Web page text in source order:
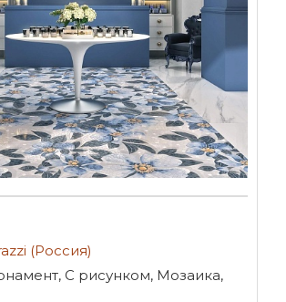
(Россия)
С рисунком, Мозаика,